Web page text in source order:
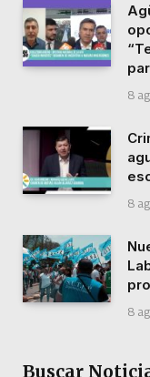
8
8
8
Buscar